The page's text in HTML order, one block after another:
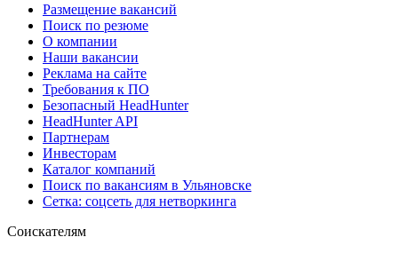
Размещение вакансий
Поиск по резюме
О компании
Наши вакансии
Реклама на сайте
Требования к ПО
Безопасный HeadHunter
HeadHunter API
Партнерам
Инвесторам
Каталог компаний
Поиск по вакансиям в Ульяновске
Сетка: соцсеть для нетворкинга
Соискателям